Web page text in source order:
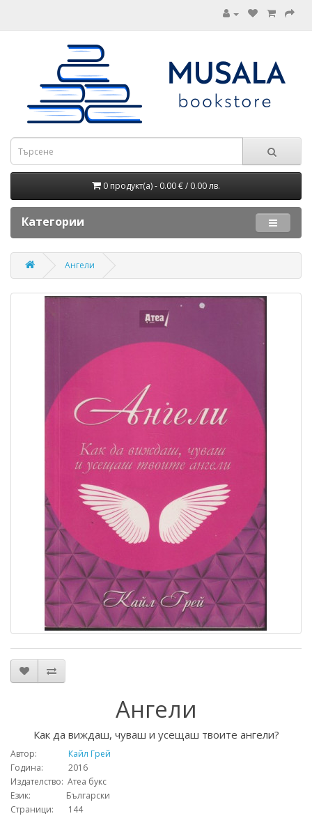
0 продукт(а) - 0.00 € / 0.00 лв.
Категории
Ангели
Ангели
Как да виждаш, чуваш и усещаш твоите ангели?
Автор:
Кайл Грей
Година: 2016
Издателство: Атеа букс
Език: Български
Страници: 144